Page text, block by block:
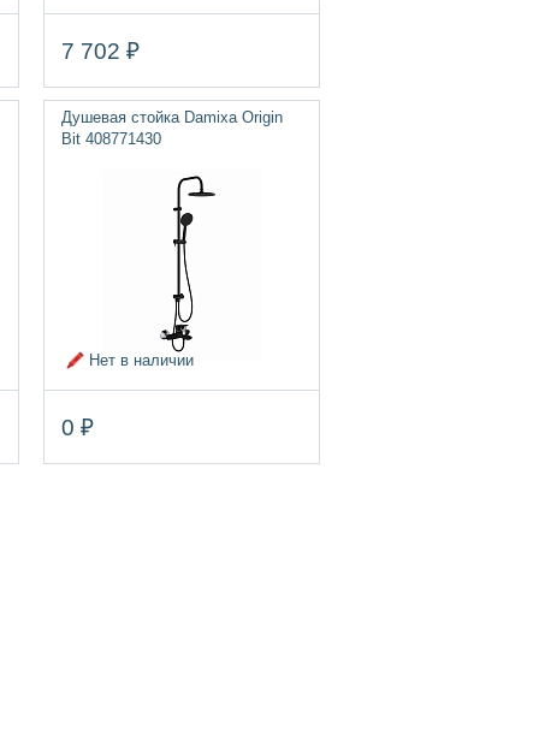
7 702 ₽
Душевая стойка Damixa Origin
Bit 408771430
Нет в наличии
0 ₽